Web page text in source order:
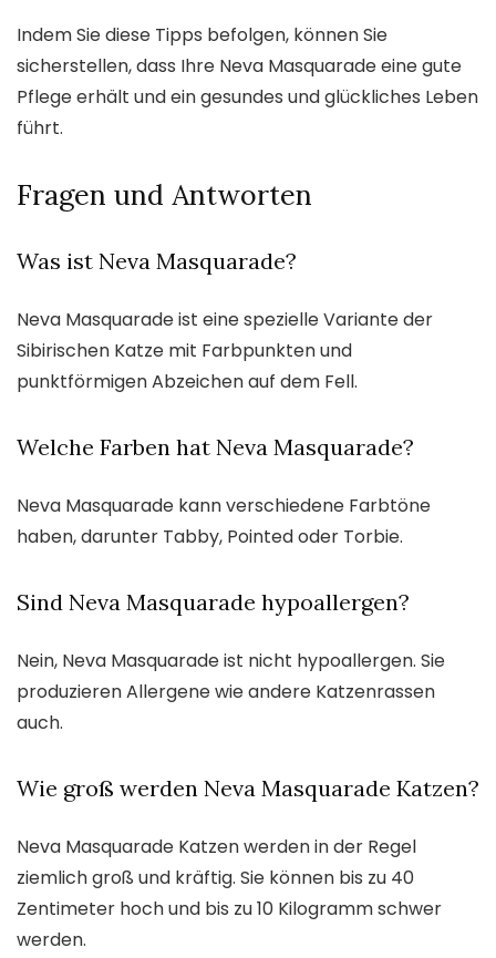
Indem Sie diese Tipps befolgen, können Sie
sicherstellen, dass Ihre Neva Masquarade eine gute
Pflege erhält und ein gesundes und glückliches Leben
führt.
Fragen und Antworten
Was ist Neva Masquarade?
Neva Masquarade ist eine spezielle Variante der
Sibirischen Katze mit Farbpunkten und
punktförmigen Abzeichen auf dem Fell.
Welche Farben hat Neva Masquarade?
Neva Masquarade kann verschiedene Farbtöne
haben, darunter Tabby, Pointed oder Torbie.
Sind Neva Masquarade hypoallergen?
Nein, Neva Masquarade ist nicht hypoallergen. Sie
produzieren Allergene wie andere Katzenrassen
auch.
Wie groß werden Neva Masquarade Katzen?
Neva Masquarade Katzen werden in der Regel
ziemlich groß und kräftig. Sie können bis zu 40
Zentimeter hoch und bis zu 10 Kilogramm schwer
werden.